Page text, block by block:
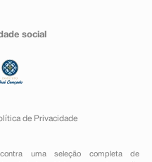
social
de Privacidade
uma seleção completa de